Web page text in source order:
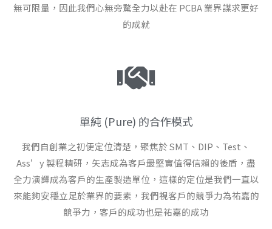
無可限量，因此我們心無旁騖全力以赴在 PCBA 業界謀求更好
的成就
單純 (Pure) 的合作模式
我們自創業之初便定位清楚，聚焦於 SMT、DIP、Test、
Ass’y 製程精研，矢志成為客戶最堅實值得信賴的後盾，盡
全力演譯成為客戶的生產製造單位，這樣的定位是我們一直以
來能夠安穩立足於業界的要素，我們視客戶的競爭力為祐嘉的
競爭力，客戶的成功也是祐嘉的成功